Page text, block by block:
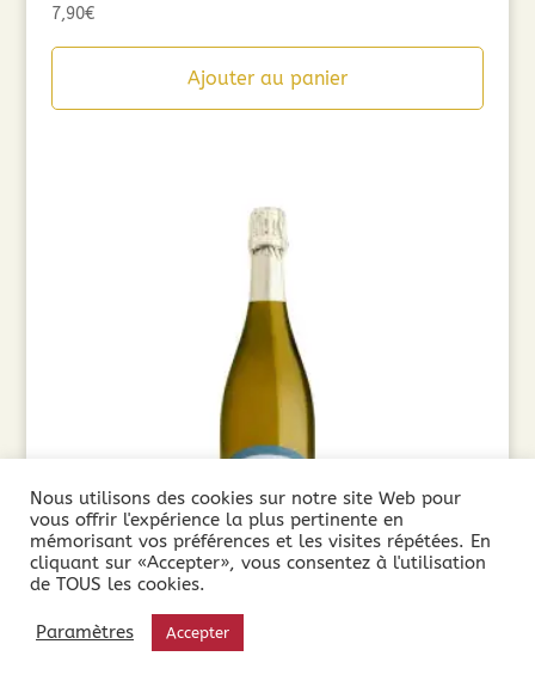
7,90€
Ajouter au panier
Côté Mas Gewurztraminer (75cl)
Nous utilisons des cookies sur notre site Web pour
vous offrir l'expérience la plus pertinente en
mémorisant vos préférences et les visites répétées. En
cliquant sur «Accepter», vous consentez à l'utilisation
de TOUS les cookies.
Paramètres Accepter